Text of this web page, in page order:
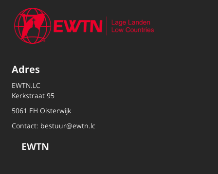
Adres
EWTN.LC
Kerkstraat 95
5061 EH Oisterwijk
Contact: bestuur@ewtn.lc
EWTN